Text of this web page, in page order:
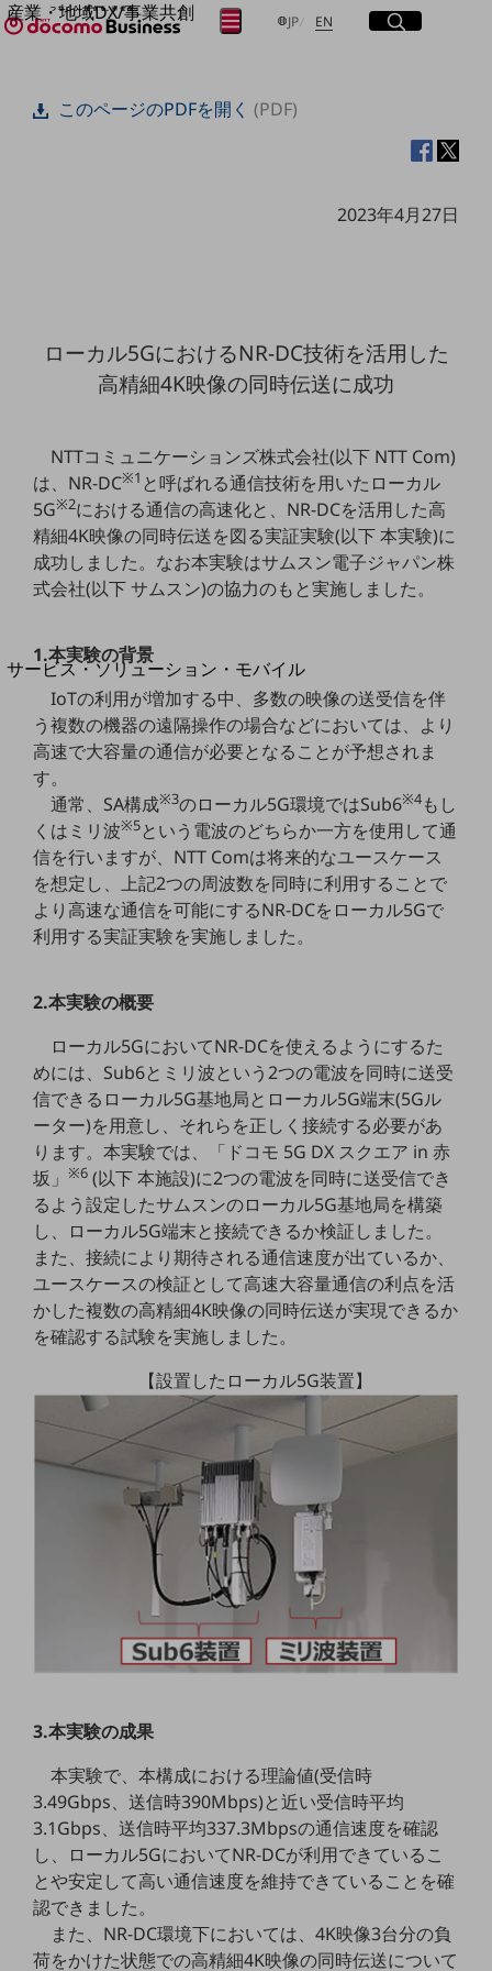
産業・地域DX/事業共創
OPEN HUB for Plural Futures
OPEN HUB for Plural Futuresとは
Smart Industry
Smart Mobility
Smart Worksite
地域社会を支える皆さまと地域課題の解決や
地域経済のさらなる活性化に取り組みます
自治体・地域社会との共創
LGPF(Local Government Platform)
別ウィンドウで開きます
サービス・ソリューション・モバイル
サービス・ソリューションTOP
DXに関する課題を解決する
サービス・ソリューションをご紹介
カテゴリーで探す
カテゴリーで探すTOP
ネットワーク・モバイル
クラウド・データセンター
電話・映像コミュニケーション
データ利活用
運用管理
業務支援・マーケティング
災害対策・BCP
課題・ニーズで探す
課題・ニーズで探すTOP
コミュニケーション・情報共有
顧客体験（CX）改善
人材不足解消
業種・業態で探すTOP
自治体
一次産業
医療・介護
JP日本語
EN Englishサイト内検索
開く
メニュー
開く
フリーワードを入力して探す
検索する
このページのPDFを開く(PDF)
2023年4月27日
ローカル5GにおけるNR-DC技術を活用した
高精細4K映像の同時伝送に成功
NTTコミュニケーションズ株式会社(以下 NTT Com)
は、NR-DC※1 と呼ばれる通信技術を用いたローカル
5G※2における通信の高速化と、NR-DCを活用した高
精細4K映像の同時伝送を図る実証実験(以下 本実験)に
成功しました。なお本実験はサムスン電子ジャパン株
式会社(以下 サムスン)の協力のもと実施しました。
1.本実験の背景
IoTの利用が増加する中、多数の映像の送受信を伴
う複数の機器の遠隔操作の場合などにおいては、より
高速で大容量の通信が必要となることが予想されま
す。
通常、SA構成※3のローカル5G環境ではSub6※4もし
くはミリ波※5という電波のどちらか一方を使用して通
信を行いますが、NTT Comは将来的なユースケース
を想定し、上記2つの周波数を同時に利用することで
より高速な通信を可能にするNR-DCをローカル5Gで
利用する実証実験を実施しました。
2.本実験の概要
ローカル5GにおいてNR-DCを使えるようにするた
めには、Sub6とミリ波という2つの電波を同時に送受
信できるローカル5G基地局とローカル5G端末(5Gル
ーター)を用意し、それらを正しく接続する必要があ
ります。本実験では、「ドコモ 5G DX スクエア in 赤
坂」※6 (以下 本施設)に2つの電波を同時に送受信でき
るよう設定したサムスンのローカル5G基地局を構築
し、ローカル5G端末と接続できるか検証しました。
また、接続により期待される通信速度が出ているか、
ユースケースの検証として高速大容量通信の利点を活
かした複数の高精細4K映像の同時伝送が実現できるか
を確認する試験を実施しました。
【設置したローカル5G装置】
3.本実験の成果
本実験で、本構成における理論値(受信時
3.49Gbps、送信時390Mbps)と近い受信時平均
3.1Gbps、送信時平均337.3Mbpsの通信速度を確認
し、ローカル5GにおいてNR-DCが利用できているこ
とや安定して高い通信速度を維持できていることを確
認できました。
また、NR-DC環境下においては、4K映像3台分の負
荷をかけた状態での高精細4K映像の同時伝送について